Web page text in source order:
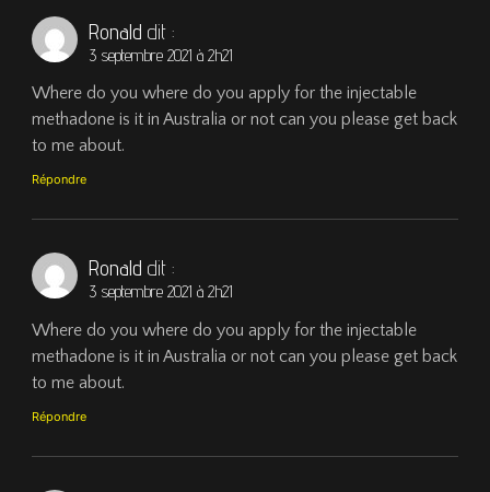
Ronald dit :
3 septembre 2021 à 2h21
Where do you where do you apply for the injectable
methadone is it in Australia or not can you please get back
to me about.
Répondre
Ronald dit :
3 septembre 2021 à 2h21
Where do you where do you apply for the injectable
methadone is it in Australia or not can you please get back
to me about.
Répondre